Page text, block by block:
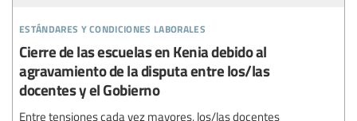
estándares y condiciones laborales
Cierre de las escuelas en Kenia debido al
agravamiento de la disputa entre los/las
docentes y el Gobierno
Entre tensiones cada vez mayores, los/las docentes